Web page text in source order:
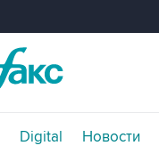
Digital Новости